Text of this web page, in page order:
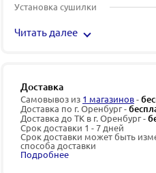
Установка сушилки
Читать далее
Доставка
Самовывоз из 1 магазинов-
Доставка по г. Оренбург -
Доставка до ТК в г. Оренбург -
Срок доставки 1 - 7 дней
Срок доставки может быть
способа доставки
Подробнее